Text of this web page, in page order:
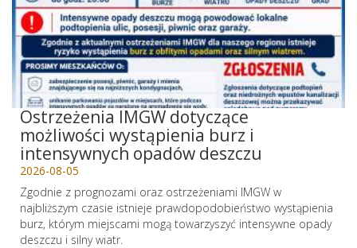
Ostrzeżenia IMGW dotyczące
możliwości wystąpienia burz i
intensywnych opadów deszczu
2026-08-05
Zgodnie z prognozami oraz ostrzeżeniami IMGW w
najbliższym czasie istnieje prawdopodobieństwo wystąpienia
burz, którym miejscami mogą towarzyszyć intensywne opady
deszczu i silny wiatr.